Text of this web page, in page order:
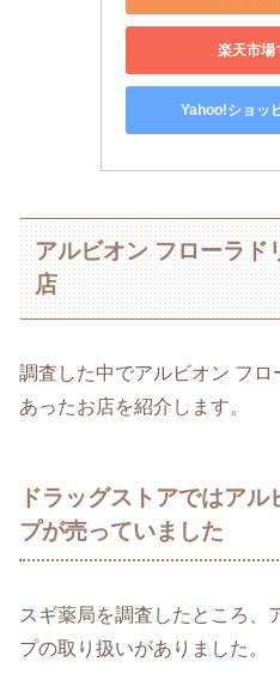
楽天市場
Yahoo!ショッ
アルビオン フローラド
店
調査した中でアルビオン フ
あったお店を紹介します。
ドラッグストアではア
プが売っていました
スギ薬局を調査したところ、
プの取り扱いがありました。